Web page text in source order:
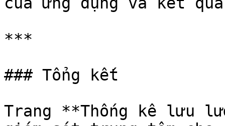
***
### Tổng kết
Trang **Thống kê lưu